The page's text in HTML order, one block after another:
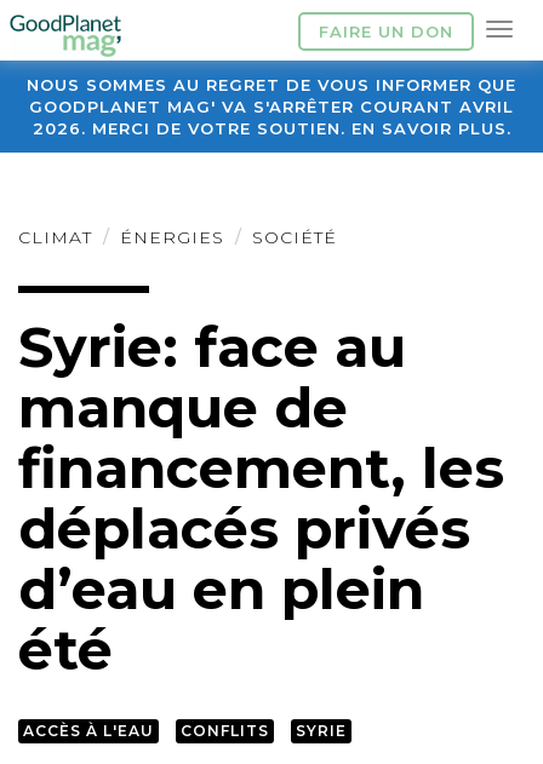
FAIRE UN DON
NOUS SOMMES AU REGRET DE VOUS INFORMER QUE
GOODPLANET MAG' VA S'ARRÊTER COURANT AVRIL
2026. MERCI DE VOTRE SOUTIEN. EN SAVOIR PLUS.
CLIMAT ÉNERGIES SOCIÉTÉ
Syrie: face au
manque de
financement, les
déplacés privés
d’eau en plein
été
ACCÈS À L'EAU CONFLITS SYRIE